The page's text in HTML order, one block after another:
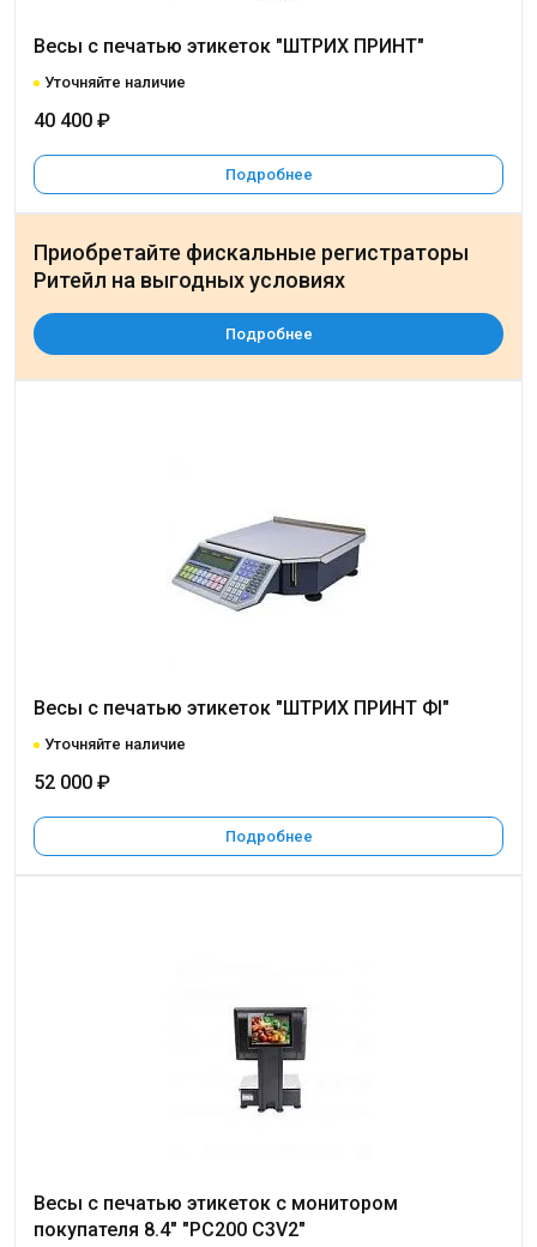
Весы с печатью этикеток "ШТРИХ ПРИНТ"
Уточняйте наличие
40 400 ₽
Подробнее
Весы с печатью этикеток "ШТРИХ ПРИНТ ФI"
Уточняйте наличие
52 000 ₽
Подробнее
Весы с печатью этикеток c монитором
покупателя 8.4" "PC200 C3V2"
Приобретайте фискальные регистраторы
Ритейл на выгодных условиях
Подробнее